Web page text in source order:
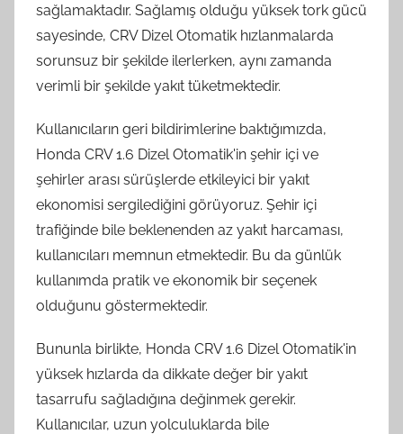
sağlamaktadır. Sağlamış olduğu yüksek tork gücü
sayesinde, CRV Dizel Otomatik hızlanmalarda
sorunsuz bir şekilde ilerlerken, aynı zamanda
verimli bir şekilde yakıt tüketmektedir.
Kullanıcıların geri bildirimlerine baktığımızda,
Honda CRV 1.6 Dizel Otomatik'in şehir içi ve
şehirler arası sürüşlerde etkileyici bir yakıt
ekonomisi sergilediğini görüyoruz. Şehir içi
trafiğinde bile beklenenden az yakıt harcaması,
kullanıcıları memnun etmektedir. Bu da günlük
kullanımda pratik ve ekonomik bir seçenek
olduğunu göstermektedir.
Bununla birlikte, Honda CRV 1.6 Dizel Otomatik'in
yüksek hızlarda da dikkate değer bir yakıt
tasarrufu sağladığına değinmek gerekir.
Kullanıcılar, uzun yolculuklarda bile